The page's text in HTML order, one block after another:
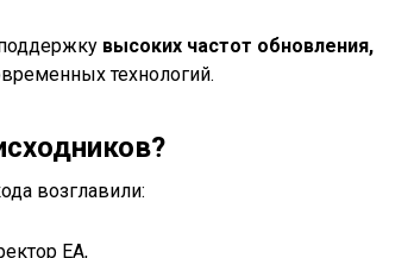
высоких частот обновления,
технологий.
возглавили:
EA,